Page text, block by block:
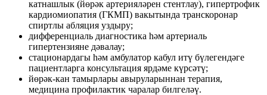
катнашлык (йөрәк артерияләрен стентлау), гипертрофик
кардиомиопатия (ГКМП) вакытында транскоронар
спиртлы абляция уздыру;
дифференциаль диагностика һәм артериаль
гипертензияне дәвалау;
стационардагы һәм амбулатор кабул итү бүлегендәге
пациентларга консультация ярдәме күрсәтү;
йөрәк-кан тамырлары авыруларыннан терапия,
медицина профилактик чаралар билгеләү.